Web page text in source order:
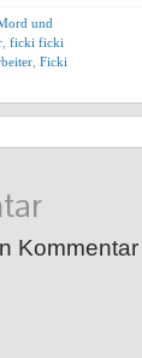
und
ficki ficki
Ficki